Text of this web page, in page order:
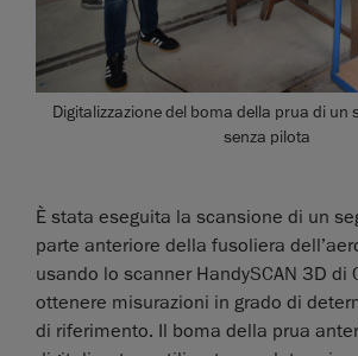
Digitalizzazione del boma della prua di un
senza pilota
È stata eseguita la scansione di un
parte anteriore della fusoliera
usando lo scanner HandySCAN 3D di
ottenere misurazioni in grado di
di riferimento. Il boma della prua